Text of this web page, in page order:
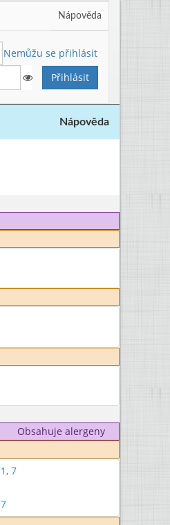
Nápověda
Nemůžu se přihlásit
Nápověda
Obsahuje alergeny
1, 7
7